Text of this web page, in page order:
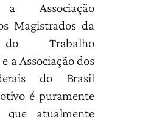
a Associação
Magistrados da
Trabalho
a Associação dos
do Brasil
é puramente
atualmente